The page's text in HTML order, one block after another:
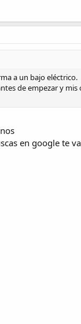
a un bajo eléctrico.
de empezar y
en google te